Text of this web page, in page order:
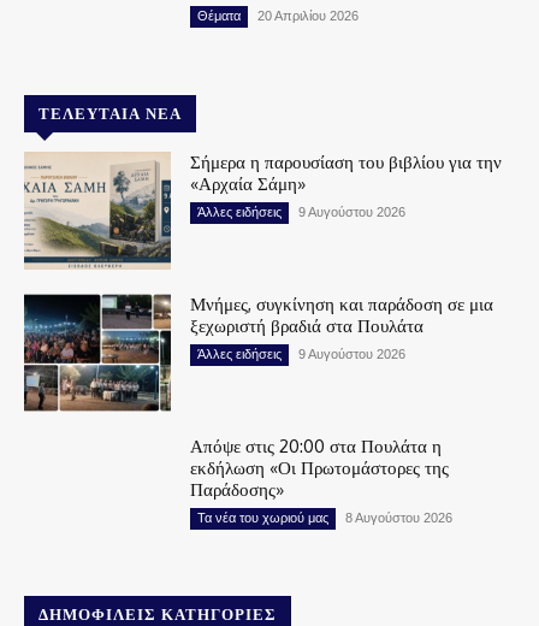
Θέματα 20 Απριλίου 2026
ΤΕΛΕΥΤΑΊΑ ΝΈΑ
Σήμερα η παρουσίαση του βιβλίου για την
«Αρχαία Σάμη»
Άλλες ειδήσεις 9 Αυγούστου 2026
Μνήμες, συγκίνηση και παράδοση σε μια
ξεχωριστή βραδιά στα Πουλάτα
Άλλες ειδήσεις 9 Αυγούστου 2026
Απόψε στις 20:00 στα Πουλάτα η
εκδήλωση «Οι Πρωτομάστορες της
Παράδοσης»
Τα νέα του χωριού μας 8 Αυγούστου 2026
ΔΗΜΟΦΙΛΕΊΣ ΚΑΤΗΓΟΡΊΕΣ